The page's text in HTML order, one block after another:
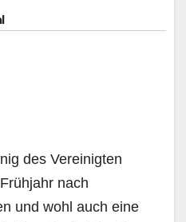
des Vereinigten
nach
und wohl auch eine